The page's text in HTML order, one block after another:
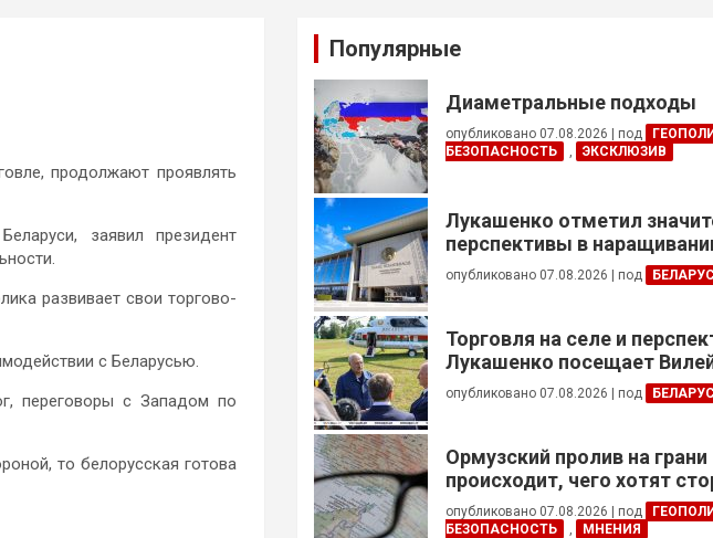
продолжают проявлять
заявил президент
развивает свои торгово-
с Беларусью.
переговоры с Западом по
то белорусская готова
Популярные
Диаметральные подходы
опубликовано 07.08.2026 под
БЕЗОПАСНОСТЬ
, ЭКСКЛЮЗИВ
Лукашенко отметил
перспективы в
реализации проектов с
опубликовано 07.08.2026 под
Торговля на селе и
Лукашенко посещает
опубликовано 07.08.2026 под
Ормузский пролив на
происходит, чего хотят
это приведет?
опубликовано 07.08.2026 под
БЕЗОПАСНОСТЬ
, МНЕНИЯ